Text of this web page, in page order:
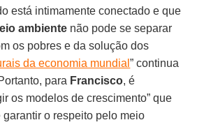
está intimamente conectado e que
ambiente não pode se separar
os pobres e da solução dos
da economia mundial” continua
para Francisco, é
os modelos de crescimento” que
o respeito pelo meio